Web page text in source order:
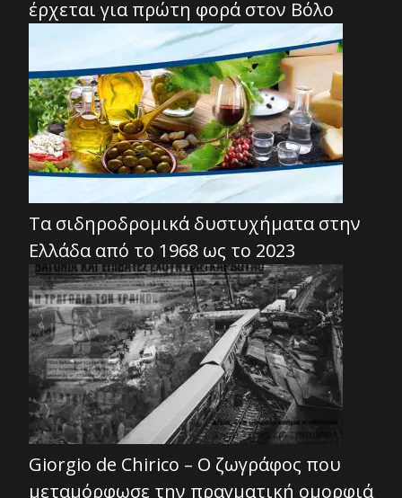
έρχεται για πρώτη φορά στον Βόλο
Τα σιδηροδρομικά δυστυχήματα στην
Ελλάδα από το 1968 ως το 2023
Giorgio de Chirico – Ο ζωγράφος που
μεταμόρφωσε την πραγματική ομορφιά